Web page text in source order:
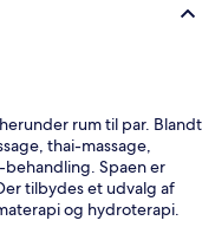
rum til par. Blandt
thai-massage,
Spaen er
tilbydes et udvalg af
og hydroterapi.